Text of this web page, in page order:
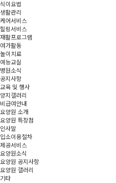
식이요법
생활관리
케어서비스
힐링서비스
재활프로그램
여가활동
놀이치료
예능교실
병원소식
공지사항
교육 및 행사
양지갤러리
비급여안내
요양원 소개
요양원 특장점
인사말
입소이용절차
제공서비스
요양원소식
요양원 공지사항
요양원 갤러리
기타